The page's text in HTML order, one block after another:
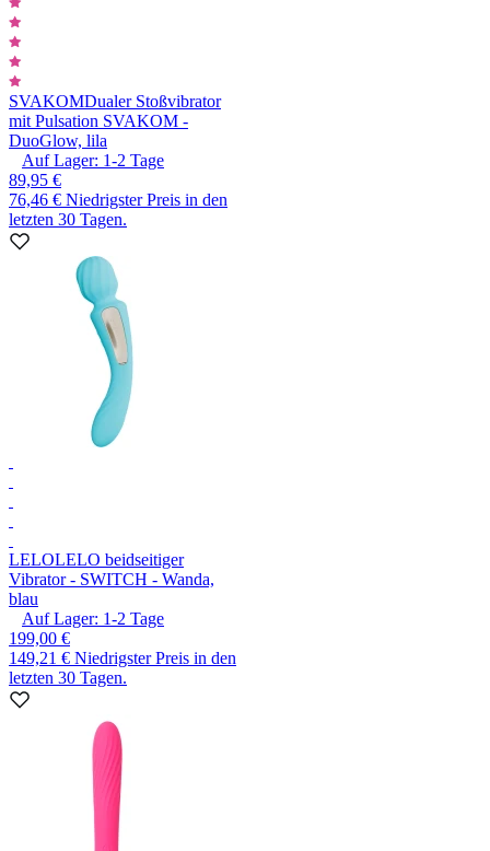
SVAKOMDualer Stoßvibrator
mit Pulsation SVAKOM -
DuoGlow, lila
Auf Lager: 1-2 Tage
89,95 €
76,46 € Niedrigster Preis in den
letzten 30 Tagen.
LELOLELO beidseitiger
Vibrator - SWITCH - Wanda,
blau
Auf Lager: 1-2 Tage
199,00 €
149,21 € Niedrigster Preis in den
letzten 30 Tagen.